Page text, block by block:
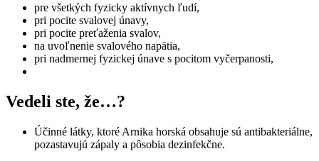
pre všetkých fyzicky aktívnych ľudí,
pri pocite svalovej únavy,
pri pocite preťaženia svalov,
na uvoľnenie svalového napätia,
pri nadmernej fyzickej únave s pocitom vyčerpanosti,
Vedeli ste, že…?
Účinné látky, ktoré Arnika horská obsahuje sú antibakteriálne,
pozastavujú zápaly a pôsobia dezinfekčne.